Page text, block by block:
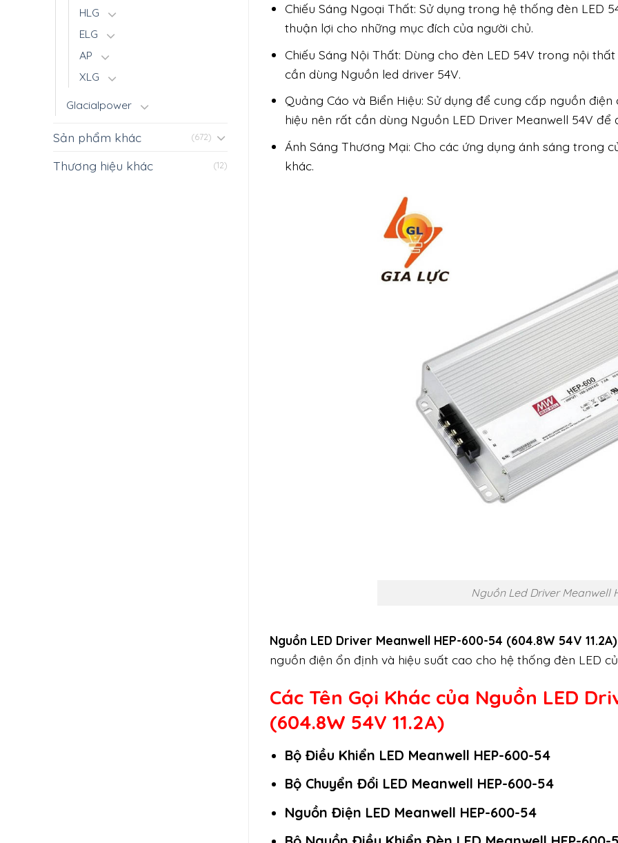
HLG
ELG
AP
XLG
Glacialpower
Sản phẩm khác (672)
Thương hiệu khác (12)
Chiếu Sáng Ngoại Thất: Sử dụng trong hệ thống đèn LED
thuận lợi cho những mục đích của người chủ.
Chiếu Sáng Nội Thất: Dùng cho đèn LED 54V trong nội
cần dùng Nguồn led driver 54V.
Quảng Cáo và Biển Hiệu: Sử dụng để cung cấp nguồn
hiệu nên rất cần dùng Nguồn LED Driver Meanwell 54V
Ánh Sáng Thương Mại: Cho các ứng dụng ánh sáng trong
khác.
Nguồn Led Driver Meanwell
Nguồn LED Driver Meanwell HEP-600-54 (604.8W 54V 11.2A)
nguồn điện ổn định và hiệu suất cao cho hệ thống đèn LED
Các Tên Gọi Khác của Nguồn LED
(604.8W 54V 11.2A)
Bộ Điều Khiển LED Meanwell HEP-600-54
Bộ Chuyển Đổi LED Meanwell HEP-600-54
Nguồn Điện LED Meanwell HEP-600-54